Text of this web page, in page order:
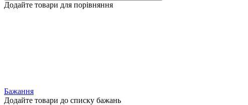
Додайте товари для порівняння
Бажання
Додайте товари до списку бажань